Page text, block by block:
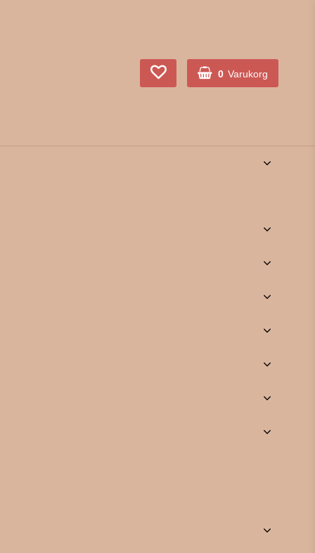
0 Varukorg